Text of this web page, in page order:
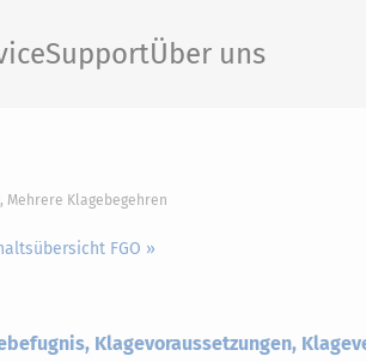
SupportÜber uns
Mehrere Klagebegehren
FGO »
Klagevoraussetzungen,